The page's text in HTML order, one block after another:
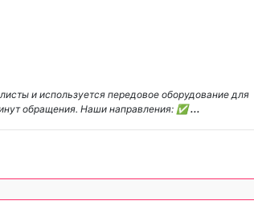
и используется передовое оборудование для
обращения. Наши направления: ✅...